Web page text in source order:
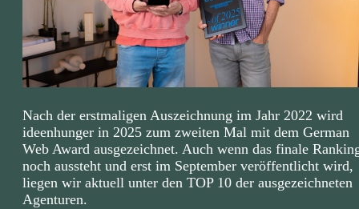
Nach der erstmaligen Auszeichnung im Jahr 2022 wird
ideenhunger in 2025 zum zweiten Mal mit dem German
Web Award ausgezeichnet. Auch wenn das finale
noch aussteht und erst im September veröffentlicht wird,
liegen wir aktuell unter den TOP 10 der ausgezeichneten
Agenturen.